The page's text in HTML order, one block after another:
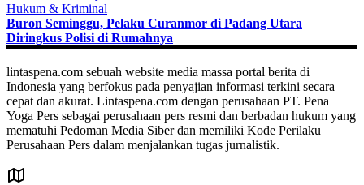
Hukum & Kriminal
Buron Seminggu, Pelaku Curanmor di Padang Utara
Diringkus Polisi di Rumahnya
lintaspena.com sebuah website media massa portal berita di
Indonesia yang berfokus pada penyajian informasi terkini secara
cepat dan akurat. Lintaspena.com dengan perusahaan PT. Pena
Yoga Pers sebagai perusahaan pers resmi dan berbadan hukum yang
mematuhi Pedoman Media Siber dan memiliki Kode Perilaku
Perusahaan Pers dalam menjalankan tugas jurnalistik.